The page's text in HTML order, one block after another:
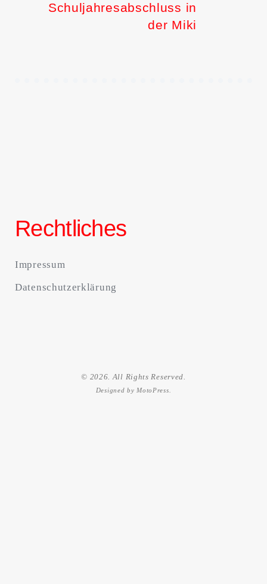
Schuljahresabschluss in
der Miki
Rechtliches
Impressum
Datenschutzerklärung
© 2026. All Rights Reserved.
Designed by MotoPress